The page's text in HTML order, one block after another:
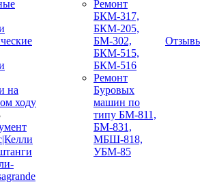
на
ходу
Ремонт
БКМ-317,
БКМ-205,
БМ-302,
БКМ-515,
БКМ-516
Ремонт
Буровых
машин по
типу БМ-811,
БМ-831,
МБШ-818,
УБМ-85